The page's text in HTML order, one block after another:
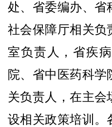
处、省委编办、省
社会保障厅相关负
室负责人，省疾
院、省中医药科
关负责人，在主会
设相关政策培训。